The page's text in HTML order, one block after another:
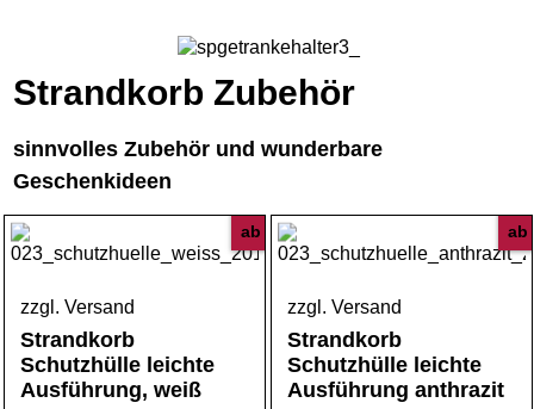
Strandkorb Zubehör
sinnvolles Zubehör und wunderbare
Geschenkideen
ab
zzgl. Versand
Strandkorb
Schutzhülle leichte
Ausführung, weiß
ab
zzgl. Versand
Strandkorb
Schutzhülle leichte
Ausführung anthrazit